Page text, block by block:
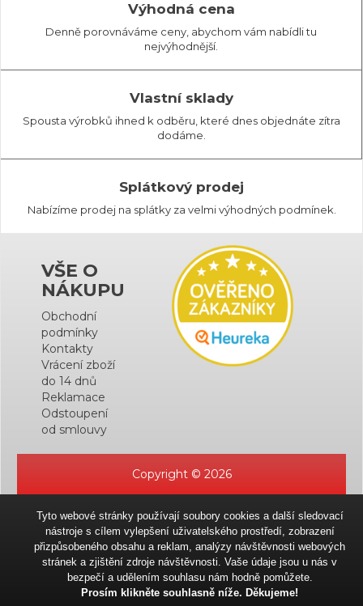
Výhodná cena
Denně porovnáváme ceny, abychom vám nabídli tu
nejvýhodnější.
Vlastní sklady
Spousta výrobků ihned k odběru, které dnes objednáte zítra
dodáme.
Splátkový prodej
Nabízíme prodej na splátky za velmi výhodných podmínek.
VŠE O
NÁKUPU
Obchodní
podmínky
Kontakty
Vrácení zboží
do 14 dnů
Reklamace
Odstoupení
od smlouvy
Copyright © 2026
Tyto webové stránky používají soubory cookies a další sledovací
nástroje s cílem vylepšení uživatelského prostředí, zobrazení
přizpůsobeného obsahu a reklam, analýzy návštěvnosti webových
stránek a zjištění zdroje návštěvnosti. Vaše údaje jsou u nás v
bezpečí a udělením souhlasu nám hodně pomůžete.
Prosím klikněte souhlasně níže. Děkujeme!